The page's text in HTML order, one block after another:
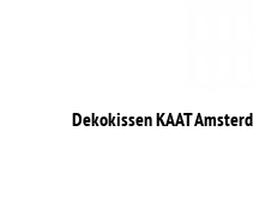
Dekokissen KAAT